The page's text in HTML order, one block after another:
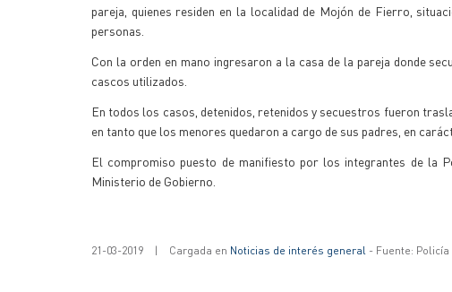
pareja, quienes residen en la localidad de Mojón de Fierro,
personas.
Con la orden en mano ingresaron a la casa de la pareja donde
cascos utilizados.
En todos los casos, detenidos, retenidos y secuestros fueron
en tanto que los menores quedaron a cargo de sus padres, en
El compromiso puesto de manifiesto por los integrantes de la
Ministerio de Gobierno.
21-03-2019 | Cargada en Noticias de interés general - Fuente: